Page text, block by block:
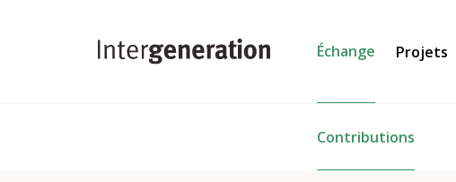
Échange
Contributions
Projets